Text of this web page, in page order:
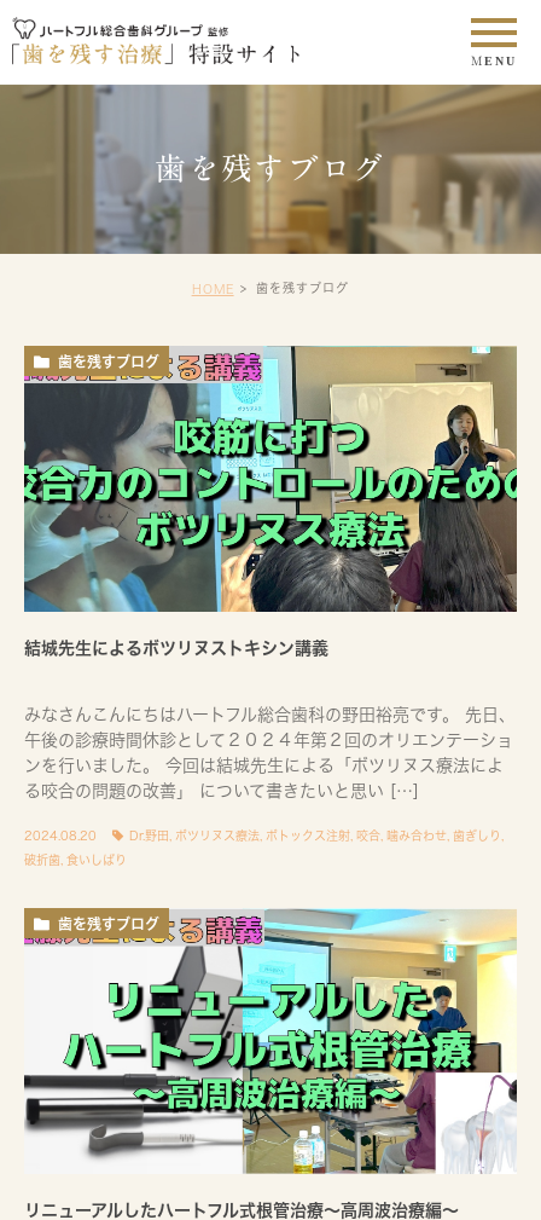
歯を残すブログ
HOME 歯を残すブログ
歯を残すブログ
結城先生によるボツリヌストキシン講義
みなさんこんにちはハートフル総合歯科の野田裕亮です。 先日、
午後の診療時間休診として２０２４年第２回のオリエンテーショ
ンを行いました。 今回は結城先生による「ボツリヌス療法によ
る咬合の問題の改善」 について書きたいと思い […]
2024.08.20 Dr.野田 ボツリヌス療法 ボトックス注射 咬合 噛み合わせ 歯ぎしり
破折歯 食いしばり
歯を残すブログ
リニューアルしたハートフル式根管治療〜高周波治療編〜